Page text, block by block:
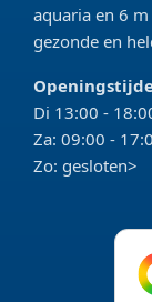
aquaria en 6
gezonde en
Di 13:00 -
Za: 09:00 -
Zo: gesloten>